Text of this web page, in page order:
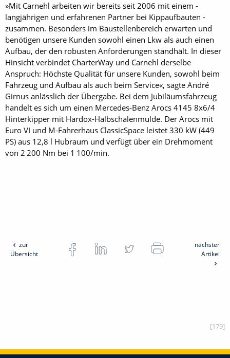
»Mit Carnehl arbeiten wir bereits seit 2006 mit einem ­
langjährigen und erfahrenen Partner bei Kippaufbauten ­
zusammen. Besonders im Baustellenbereich erwarten und
benötigen unsere Kunden sowohl einen Lkw als auch einen
Aufbau, der den robusten Anforderungen standhält. In ­dieser
Hinsicht verbindet CharterWay und Carnehl derselbe
Anspruch: Höchste Qualität für unsere Kunden, sowohl beim
Fahrzeug und Aufbau als auch beim Service«, sagte André
Girnus anlässlich der Übergabe. Bei dem Jubiläumsfahrzeug
handelt es sich um einen ­Mercedes-Benz Arocs 4145 8x6/4
Hinterkipper mit Hardox-Halbschalenmulde. Der Arocs mit
Euro VI und M-Fahrerhaus ClassicSpace leistet 330 kW (449
PS) aus 12,8 l Hubraum und verfügt über ein Drehmoment
von 2 200 Nm bei 1 100/min.
zur
Übersicht
nächster
Artikel
[179]